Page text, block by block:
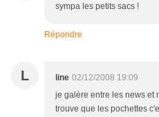
sympa les petits sacs !
Répondre
L line 02/12/2008 19:09
je galère entre les news et
trouve que les pochettes